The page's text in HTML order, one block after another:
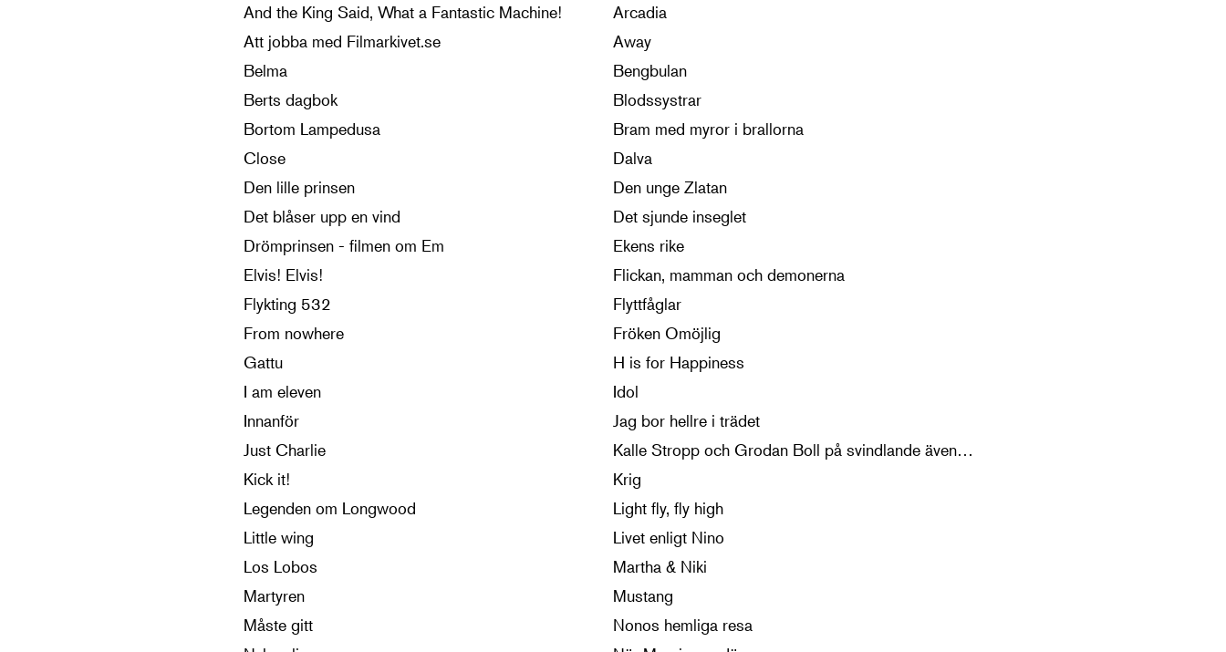
And the King Said, What a Fantastic Machine!
Arcadia
Att jobba med Filmarkivet.se
Away
Belma
Bengbulan
Berts dagbok
Blodssystrar
Bortom Lampedusa
Bram med myror i brallorna
Close
Dalva
Den lille prinsen
Den unge Zlatan
Det blåser upp en vind
Det sjunde inseglet
Drömprinsen - filmen om Em
Ekens rike
Elvis! Elvis!
Flickan, mamman och demonerna
Flykting 532
Flyttfåglar
From nowhere
Fröken Omöjlig
Gattu
H is for Happiness
I am eleven
Idol
Innanför
Jag bor hellre i trädet
Just Charlie
Kalle Stropp och Grodan Boll på svindlande äventyr
Kick it!
Krig
Legenden om Longwood
Light fly, fly high
Little wing
Livet enligt Nino
Los Lobos
Martha & Niki
Martyren
Mustang
Måste gitt
Nonos hemliga resa